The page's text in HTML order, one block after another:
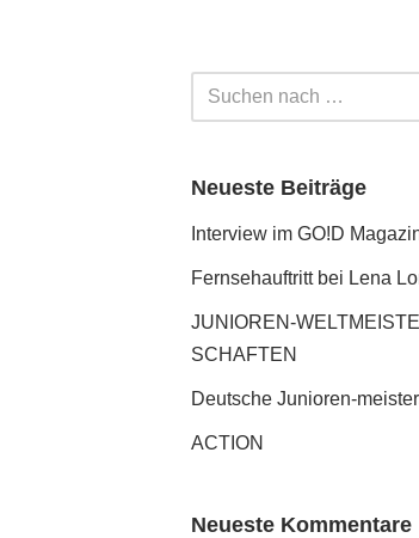
Neueste Beiträge
Interview im GO!D
Fernseh­auftritt bei Lena
JUNIOREN-
SCHAFTEN
Deutsche Junioren-
ACTION
Neueste Kommentare